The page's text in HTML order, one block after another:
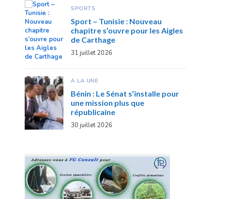
SPORTS
Sport – Tunisie : Nouveau
chapitre s’ouvre pour les Aigles
de Carthage
31 juillet 2026
A LA UNE
Bénin : Le Sénat s’installe pour
une mission plus que
républicaine
30 juillet 2026